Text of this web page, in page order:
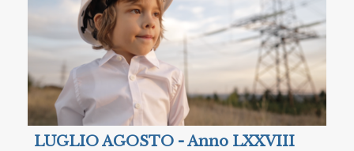
LUGLIO AGOSTO - Anno LXXVIII